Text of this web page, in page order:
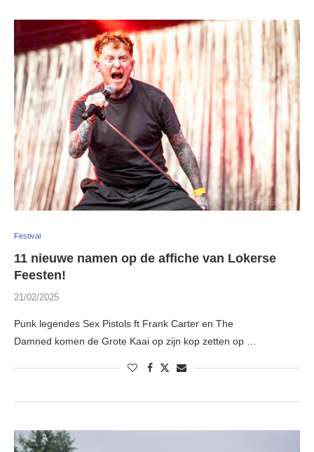
Festival
11 nieuwe namen op de affiche van Lokerse
Feesten!
21/02/2025
Punk legendes Sex Pistols ft Frank Carter en The
Damned komen de Grote Kaai op zijn kop zetten op …